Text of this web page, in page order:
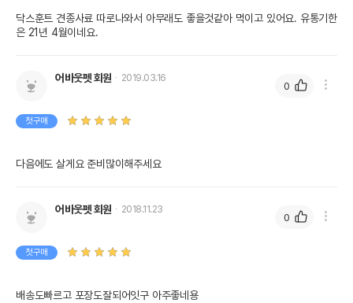
닥스훈트 견종사료 따로나와서 아무래도 좋을것같아 먹이고 있어요. 유통기한
은 21년 4월이네요.
어바웃펫 회원 2019.03.16
첫구매
다음에도 살게요 준비많이해주세요
0
어바웃펫 회원 2018.11.23
첫구매
배송도빠르고 포장도잘되어잇구 아주좋네용
0